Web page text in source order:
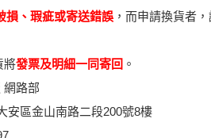
損、瑕疵或寄送錯誤 ，而申請換貨者
將發票及明細一同寄回 。
網路部
安區金山南路二段200號8樓